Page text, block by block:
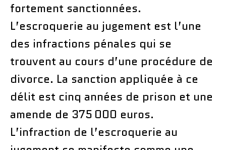
fortement sanctionnées.
L’escroquerie au jugement est l’une
des infractions pénales qui se
trouvent au cours d’une procédure de
divorce. La sanction appliquée à ce
délit est cinq années de prison et une
amende de 375 000 euros.
L’infraction de l’escroquerie au